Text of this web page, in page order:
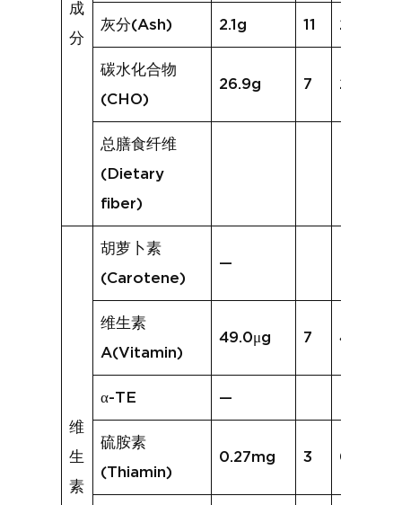
成
分
灰分(Ash) 2.1g 11 2.1g
碳水化合物
(CHO)
26.9g 7 24.5g
总膳食纤维
(Dietary
fiber)
维
生
素
胡萝卜素
(Carotene)
—
维生素
A(Vitamin)
49.0μg 7 40.8μg
α-TE —
硫胺素
(Thiamin)
0.27mg 3 0.15mg